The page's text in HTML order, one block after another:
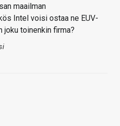
maailman
Intel voisi ostaa ne EUV-
joku toinenkin firma?